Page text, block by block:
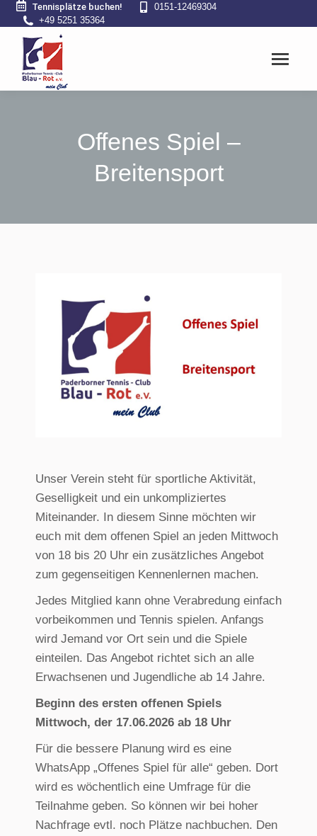
Tennisplätze buchen!
0151-12469304
+49 5251 35364
Offenes Spiel –
Breitensport
Unser Verein steht für sportliche Aktivität,
Geselligkeit und ein unkompliziertes
Miteinander. In diesem Sinne möchten wir
euch mit dem offenen Spiel an jeden Mittwoch
von 18 bis 20 Uhr ein zusätzliches Angebot
zum gegenseitigen Kennenlernen machen.
Jedes Mitglied kann ohne Verabredung einfach
vorbeikommen und Tennis spielen. Anfangs
wird Jemand vor Ort sein und die Spiele
einteilen. Das Angebot richtet sich an alle
Erwachsenen und Jugendliche ab 14 Jahre.
Beginn des ersten offenen Spiels
Mittwoch, der 17.06.2026 ab 18 Uhr
Für die bessere Planung wird es eine
WhatsApp „Offenes Spiel für alle“ geben. Dort
wird es wöchentlich eine Umfrage für die
Teilnahme geben. So können wir bei hoher
Nachfrage evtl. noch Plätze nachbuchen. Den